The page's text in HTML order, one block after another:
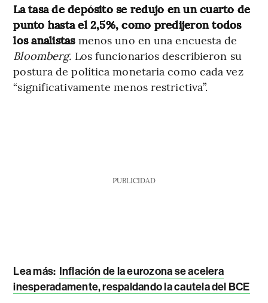
La tasa de depósito se redujo en un cuarto de
punto hasta el 2,5%, como predijeron todos
los analistas menos uno en una encuesta de
Bloomberg. Los funcionarios describieron su
postura de política monetaria como cada vez
“significativamente menos restrictiva”.
PUBLICIDAD
Lea más: Inflación de la eurozona se acelera
inesperadamente, respaldando la cautela del BCE